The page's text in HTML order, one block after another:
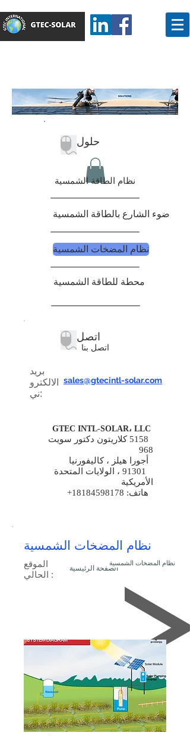
حلول
نظام الطاقة الشمسية
ضوء الشارع بالطاقة الشمسية
نظام المضخات الشمسية
محطة للطاقة الشمسية
اتصل
اتصل بنا
بريد
الالكترو
ني:
GTEC INTL-SOLAR، LLC
5158 كلاريتون دكتور سويت
968
أجورا هيلز ، كاليفورنيا
91301 ، الولايات المتحدة
الأمريكية
هاتف: 18184598178
+
sales@gtecintl-solar.com
نظام المضخات الشمسية
الموقع
الحالي :
الصفحة الرئيسية
نظام المضخات الشمسية